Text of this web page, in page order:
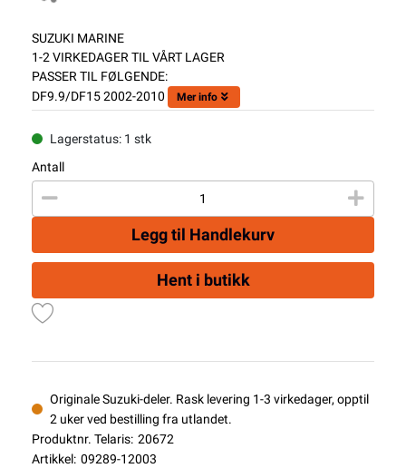
SUZUKI MARINE
1-2 VIRKEDAGER TIL VÅRT LAGER
PASSER TIL FØLGENDE:
DF9.9/DF15 2002-2010
Mer info
Lagerstatus: 1 stk
Antall
Legg til Handlekurv
Hent i butikk
Originale Suzuki-deler. Rask levering 1-3 virkedager, opptil
2 uker ved bestilling fra utlandet.
Produktnr. Telaris: 20672
Artikkel: 09289-12003